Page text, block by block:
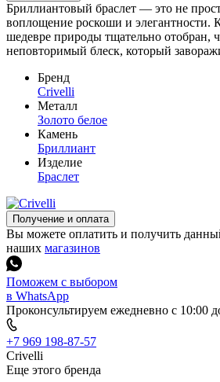
Бриллиантовый браслет — это не
воплощение роскоши и элегантности.
шедевре природы тщательно отобран,
неповторимый блеск, который
Бренд
Crivelli
Металл
Золото белое
Камень
Бриллиант
Изделие
Браслет
Получение и оплата
Вы можете оплатить и получить
наших магазинов
Поможем с выбором
в WhatsApp
Проконсультируем ежедневно с 10:00
+7 969 198-87-57
Crivelli
Еще этого бренда